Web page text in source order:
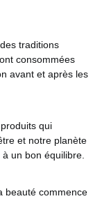
traditions
consommées
avant et après les
qui
et notre planète
un bon équilibre.
beauté commence